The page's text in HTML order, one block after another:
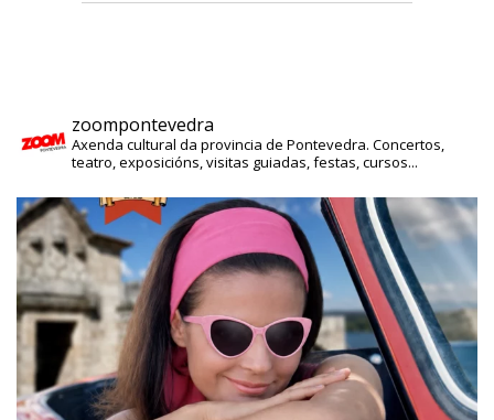
zoompontevedra
Axenda cultural da provincia de Pontevedra. Concertos,
teatro, exposicións, visitas guiadas, festas, cursos...